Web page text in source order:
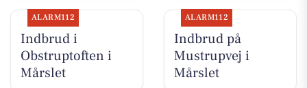
ALARM112
Indbrud i
Obstruptoften i
Mårslet
ALARM112
Indbrud på
Mustrupvej i
Mårslet